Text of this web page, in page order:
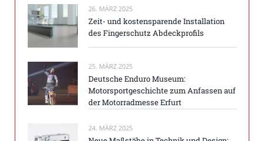
26. MÄRZ 2025
Zeit- und kostensparende Installation
des Fingerschutz Abdeckprofils
25. MÄRZ 2025
Deutsche Enduro Museum:
Motorsportgeschichte zum Anfassen auf
der Motorradmesse Erfurt
24. MÄRZ 2025